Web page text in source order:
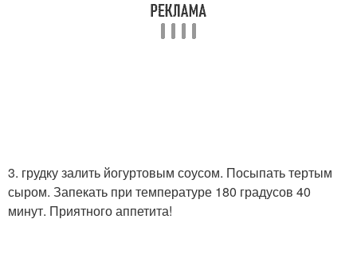
3. грудку залить йогуртовым соусом. Посыпать тертым
сыром. Запекать при температуре 180 градусов 40
минут. Приятного аппетита!